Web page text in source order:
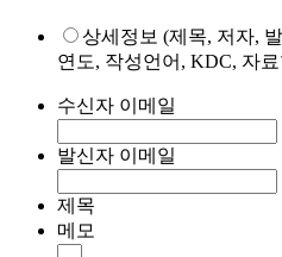
상세정보 (제목, 저자,
연도, 작성언어, KDC, 자
수신자 이메일
발신자 이메일
제목
메모